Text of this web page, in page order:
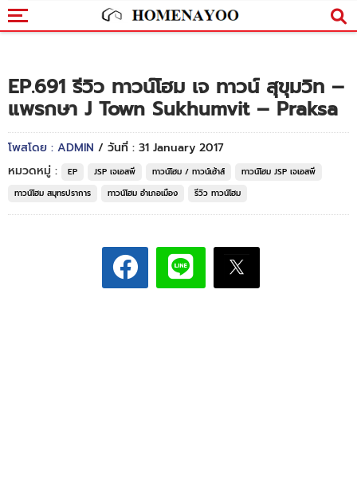
EP.691 รีวิว ทาวน์โฮม เจ ทาวน์ สุขุมวิท –
แพรกษา J Town Sukhumvit – Praksa
โพสโดย : ADMIN / วันที่ : 31 January 2017
หมวดหมู่ :
EP JSP เจเอสพี ทาวน์โฮม / ทาวน์เฮ้าส์
ทาวน์โฮม JSP เจเอสพี
ทาวน์โฮม สมุทรปราการ
ทาวน์โฮม อำเภอเมือง รีวิว ทาวน์โฮม